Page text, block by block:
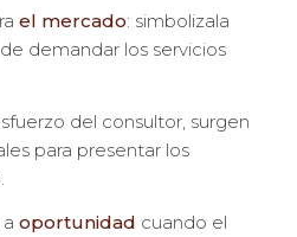
el mercado: simbolizala
demandar los servicios
del consultor, surgen
para presentar los
oportunidad cuando el